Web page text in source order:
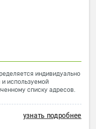
индивидуально
используемой
списку адресов.
узнать подробнее